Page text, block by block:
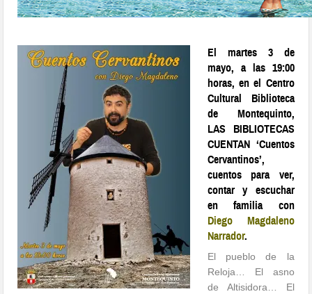
El martes 3 de
mayo, a las 19:00
horas, en el Centro
Cultural Biblioteca
de Montequinto,
LAS BIBLIOTECAS
CUENTAN ‘Cuentos
Cervantinos’,
cuentos para ver,
contar y escuchar
en familia con
Diego Magdaleno
Narrador.
El pueblo de la
Reloja… El asno
de Altisidora… El